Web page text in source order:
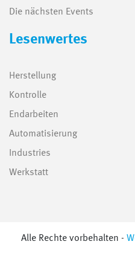
Die nächsten Events
Lesenwertes
Herstellung
Kontrolle
Endarbeiten
Automatisierung
Industries
Werkstatt
Alle Rechte vorbehalten -